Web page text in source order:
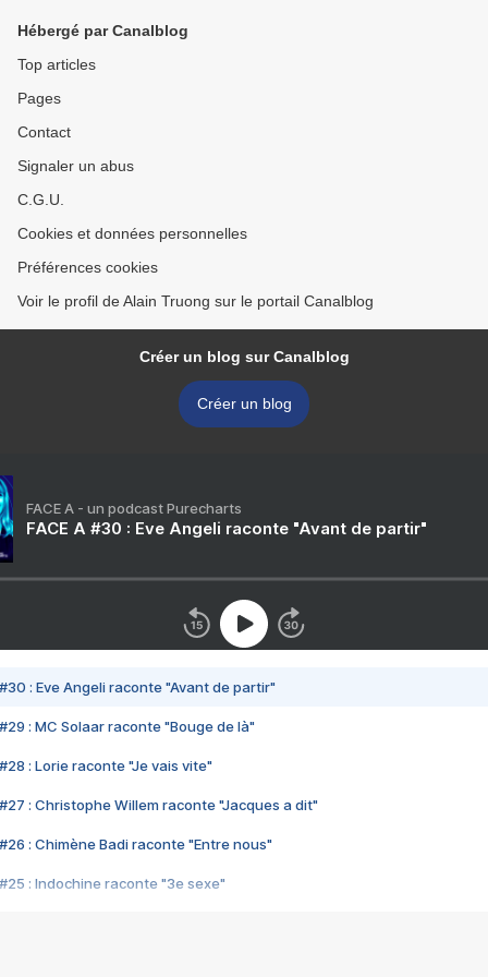
Hébergé par Canalblog
Top articles
Pages
Contact
Signaler un abus
C.G.U.
Cookies et données personnelles
Préférences cookies
Voir le profil de Alain Truong sur le portail Canalblog
Créer un blog sur Canalblog
Créer un blog
FACE A - un podcast Purecharts
FACE A #30 : Eve Angeli raconte "Avant de partir"
#30 : Eve Angeli raconte "Avant de partir"
#29 : MC Solaar raconte "Bouge de là"
#28 : Lorie raconte "Je vais vite"
#27 : Christophe Willem raconte "Jacques a dit"
#26 : Chimène Badi raconte "Entre nous"
#25 : Indochine raconte "3e sexe"